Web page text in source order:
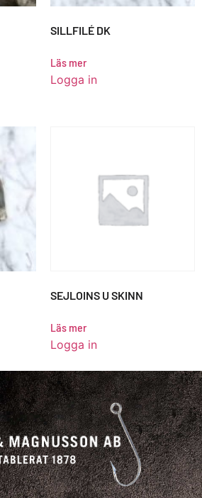
SILLFILÉ DK
Läs mer
Logga in
SEJLOINS U SKINN
Läs mer
Logga in